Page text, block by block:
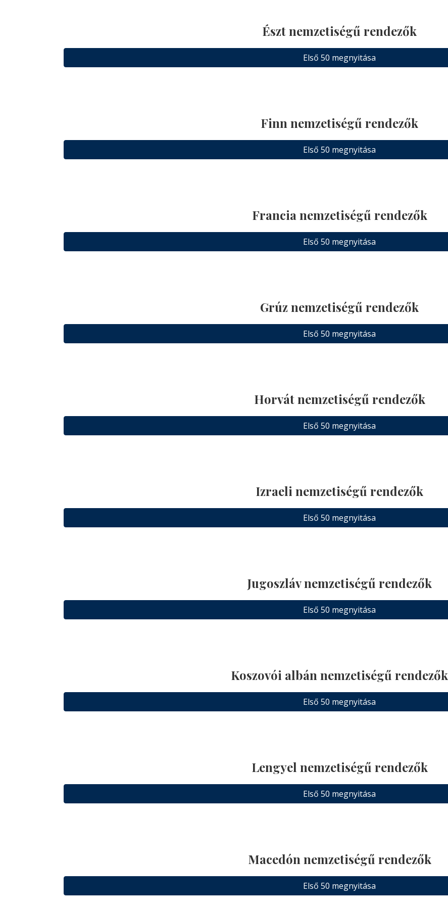
Észt nemzetiségű rendezők
Első 50 megnyitása
Finn nemzetiségű rendezők
Első 50 megnyitása
Francia nemzetiségű rendezők
Első 50 megnyitása
Grúz nemzetiségű rendezők
Első 50 megnyitása
Horvát nemzetiségű rendezők
Első 50 megnyitása
Izraeli nemzetiségű rendezők
Első 50 megnyitása
Jugoszláv nemzetiségű rendezők
Első 50 megnyitása
Koszovói albán nemzetiségű rendezők
Első 50 megnyitása
Lengyel nemzetiségű rendezők
Első 50 megnyitása
Macedón nemzetiségű rendezők
Első 50 megnyitása